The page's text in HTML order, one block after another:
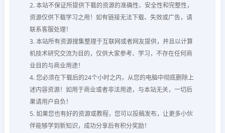
2. 本站不保证所提供下载的资源的准确性、安全性和完整性，
资源仅供下载学习之用！如有链接无法下载、失效或广告，请
联系客服处理！
3. 本站所有资源搜集整理于互联网或者网友提供，并且以计算
机技术研究交流为目的，仅供大家参考、学习，不存在任何商
业目的与商业用途！
4. 您必须在下载后的24个小时之内，从您的电脑中彻底删除上
述内容资源！如用于商业或者非法用途，与本站无关，一切后
果请用户自负！
5. 如果您也有好的资源或教程，您可以投稿发布，让更多小伙
伴能够学到新知识，成功分享后有积分奖励！